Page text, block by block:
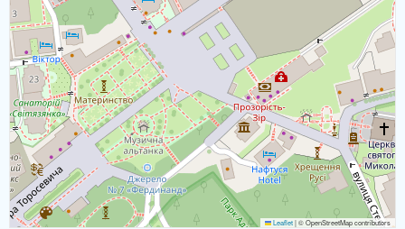
Leaflet|© OpenStreetMap contributors